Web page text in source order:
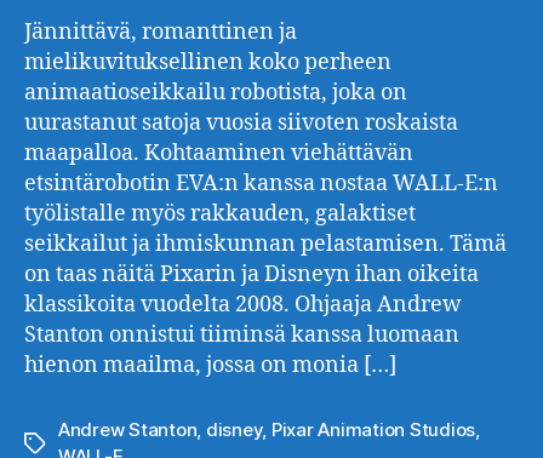
Jännittävä, romanttinen ja
mielikuvituksellinen koko perheen
animaatioseikkailu robotista, joka on
uurastanut satoja vuosia siivoten roskaista
maapalloa. Kohtaaminen viehättävän
etsintärobotin EVA:n kanssa nostaa WALL-E:n
työlistalle myös rakkauden, galaktiset
seikkailut ja ihmiskunnan pelastamisen. Tämä
on taas näitä Pixarin ja Disneyn ihan oikeita
klassikoita vuodelta 2008. Ohjaaja Andrew
Stanton onnistui tiiminsä kanssa luomaan
hienon maailma, jossa on monia […]
Avainsanat
Andrew Stanton, disney, Pixar Animation Studios,